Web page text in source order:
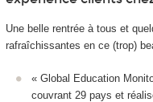
Une belle rentrée à tous et
rafraîchissantes en ce (trop)
« Global Education
couvrant 29 pays et